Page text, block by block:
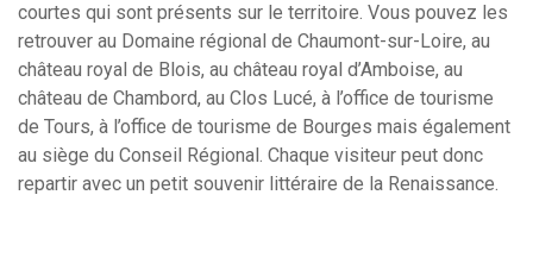
courtes qui sont présents sur le territoire. Vous pouvez les
retrouver au Domaine régional de Chaumont-sur-Loire, au
château royal de Blois, au château royal d’Amboise, au
château de Chambord, au Clos Lucé, à l’office de tourisme
de Tours, à l’office de tourisme de Bourges mais également
au siège du Conseil Régional. Chaque visiteur peut donc
repartir avec un petit souvenir littéraire de la Renaissance.